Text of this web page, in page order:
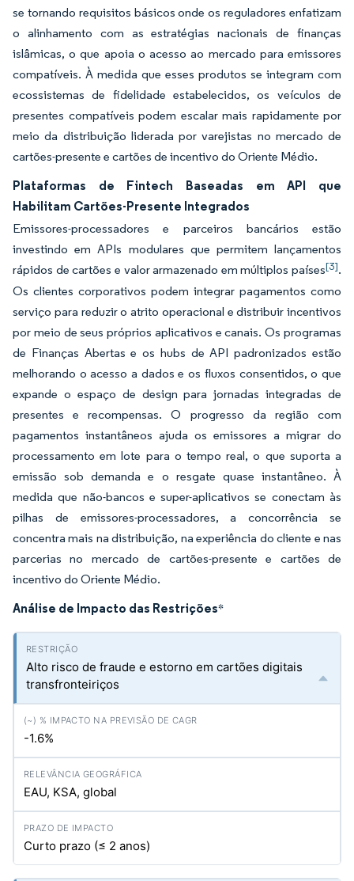
se tornando requisitos básicos onde os reguladores enfatizam
o alinhamento com as estratégias nacionais de finanças
islâmicas, o que apoia o acesso ao mercado para emissores
compatíveis. À medida que esses produtos se integram com
ecossistemas de fidelidade estabelecidos, os veículos de
presentes compatíveis podem escalar mais rapidamente por
meio da distribuição liderada por varejistas no mercado de
cartões-presente e cartões de incentivo do Oriente Médio.
Plataformas de Fintech Baseadas em API que
Habilitam Cartões-Presente Integrados
Emissores-processadores e parceiros bancários estão
investindo em APIs modulares que permitem lançamentos
rápidos de cartões e valor armazenado em múltiplos países[3].
Os clientes corporativos podem integrar pagamentos como
serviço para reduzir o atrito operacional e distribuir incentivos
por meio de seus próprios aplicativos e canais. Os programas
de Finanças Abertas e os hubs de API padronizados estão
melhorando o acesso a dados e os fluxos consentidos, o que
expande o espaço de design para jornadas integradas de
presentes e recompensas. O progresso da região com
pagamentos instantâneos ajuda os emissores a migrar do
processamento em lote para o tempo real, o que suporta a
emissão sob demanda e o resgate quase instantâneo. À
medida que não-bancos e super-aplicativos se conectam às
pilhas de emissores-processadores, a concorrência se
concentra mais na distribuição, na experiência do cliente e nas
parcerias no mercado de cartões-presente e cartões de
incentivo do Oriente Médio.
Análise de Impacto das Restrições*
Alto risco de fraude e estorno em cartões digitais
transfronteiriços
-1.6%
EAU, KSA, global
Curto prazo (≤ 2 anos)